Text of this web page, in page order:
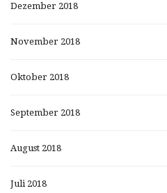
Dezember 2018
November 2018
Oktober 2018
September 2018
August 2018
Juli 2018